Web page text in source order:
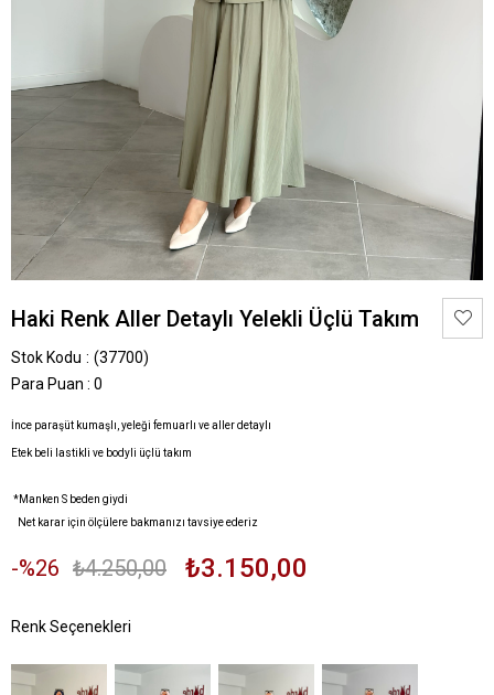
Haki Renk Aller Detaylı Yelekli Üçlü Takım
Stok Kodu
(37700)
Para Puan : 0
İnce paraşüt kumaşlı, yeleği femuarlı ve aller detaylı
Etek beli lastikli ve bodyli üçlü takım
*Manken S beden giydi
Net karar için ölçülere bakmanızı tavsiye ederiz
26 ₺4.250,00 ₺3.150,00